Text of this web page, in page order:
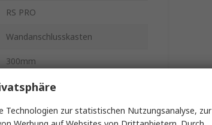
RS PRO
Wandanschlusskasten
300mm
210mm
Stahl
Technologien zur statistischen Nutzungsanalyse, zur